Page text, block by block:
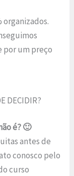
organizados.
por um preço
DECIDIR?
é? 🙂
antes de
conosco pelo
curso